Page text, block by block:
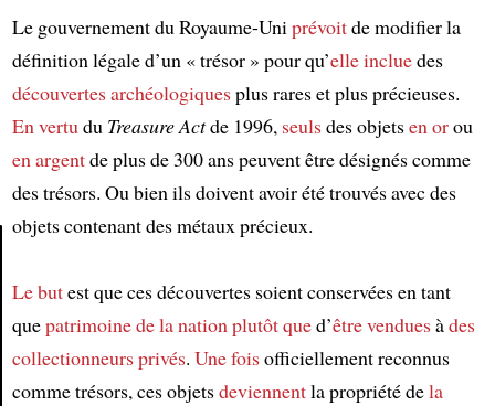
Article
Le gouvernement du Royaume-Uni prévoitde modifier la
définition légale d’un « trésor » pour qu’elle incluedes
découvertes archéologiquesplus rares et plus précieuses.
En vertu du Treasure Actde 1996, seulsdes objetsen orou
en argentde plus de 300 ans peuvent être désignés comme
des trésors. Ou bien ils doivent avoir été trouvés avec des
objets contenant des métaux précieux.
Le butest que ces découvertes soient conservées en tant
quepatrimoine de la nation plutôt qued’être venduesàdes
collectionneurs privés. Une foisofficiellement reconnus
comme trésors, ces objetsdeviennentla propriété dela